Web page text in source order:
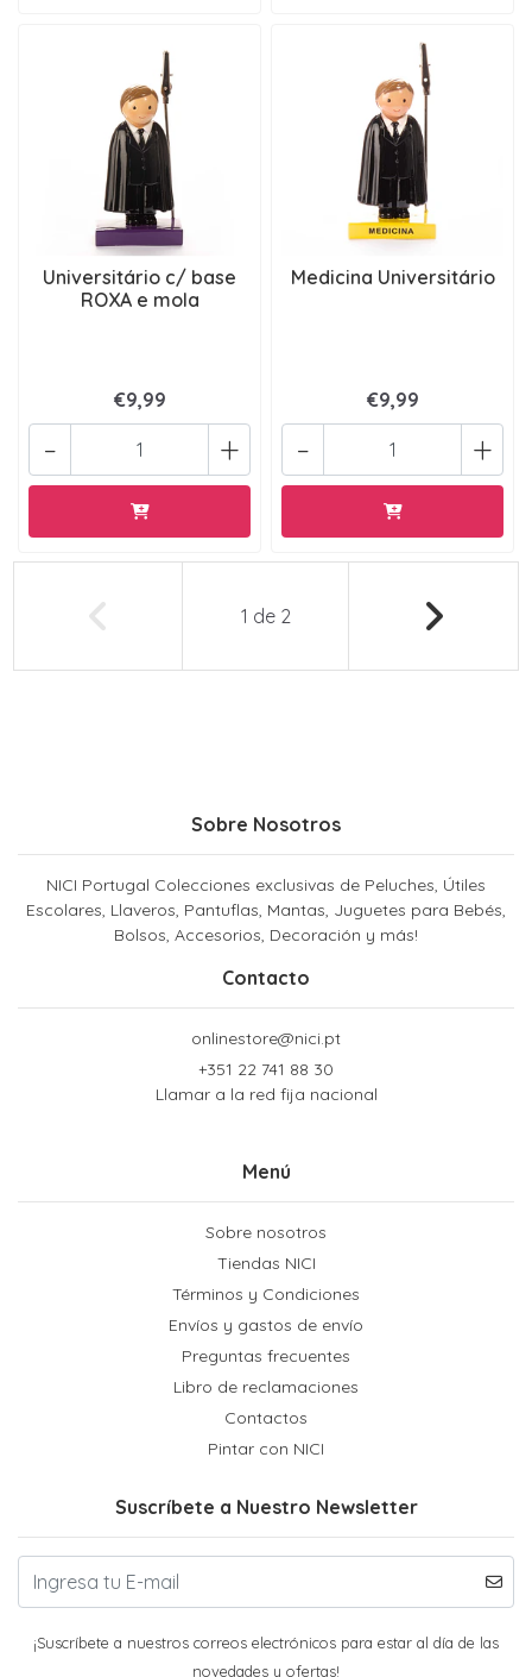
Universitário c/ base
ROXA e mola
€9,99
+
-
Medicina Universitário
€9,99
+
-
1 de 2
Sobre Nosotros
NICI Portugal Colecciones exclusivas de Peluches, Útiles
Escolares, Llaveros, Pantuflas, Mantas, Juguetes para Bebés,
Bolsos, Accesorios, Decoración y más!
Contacto
onlinestore@nici.pt
+351 22 741 88 30
Llamar a la red fija nacional
Menú
Sobre nosotros
Tiendas NICI
Términos y Condiciones
Envíos y gastos de envío
Preguntas frecuentes
Libro de reclamaciones
Contactos
Pintar con NICI
Suscríbete a Nuestro Newsletter
¡Suscríbete a nuestros correos electrónicos para estar al día de las
novedades y ofertas!